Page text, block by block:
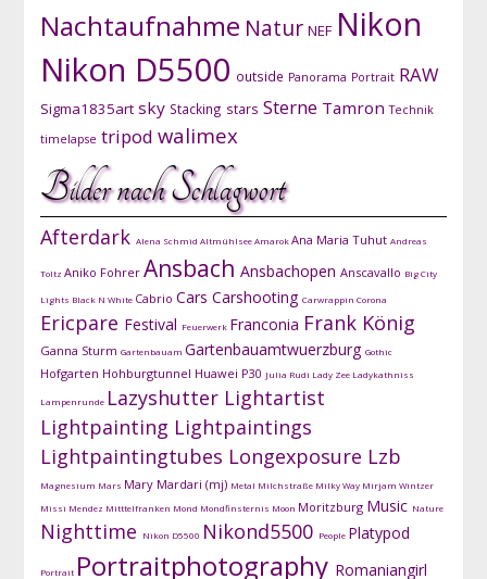
Nachtaufnahme Natur NEF Nikon
Nikon D5500 outside Panorama Portrait RAW
Sigma1835art sky Stacking stars Sterne Tamron Technik
timelapse tripod walimex
Bilder nach Schlagwort
Afterdark Alena Schmid AltmühlseeAmarokAna Maria Tuhut Andreas
Toltz Aniko Fohrer Ansbach Ansbachopen Anscavallo Big City
Lights Black N White Cabrio Cars Carshooting Carwrappin Corona
Ericpare Festival Feuerwerk Franconia Frank König
Ganna Sturm Gartenbauam Gartenbauamtwuerzburg Gothic
Hofgarten Hohburgtunnel Huawei P30 Julia Rudi Lady Zee Ladykathniss
Lampenrunde Lazyshutter Lightartist
Lightpainting Lightpaintings
Lightpaintingtubes Longexposure Lzb
Magnesium Mars Mary Mardari (mj) Metal Milchstraße Milky Way Mirjam Wintzer
Missi Mendez Mitttelfranken Mond Mondfinsternis Moon Moritzburg Music Nature
Nighttime Nikon D5500 Nikond5500 People Platypod
Portrait Portraitphotography Romaniangirl